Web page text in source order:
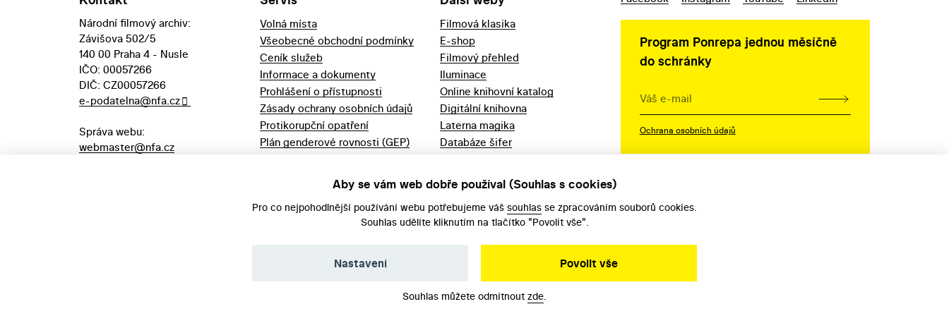
Národní filmový archiv:
Závišova 502/5
140 00 Praha 4 - Nusle
IČO: 00057266
DIČ: CZ00057266
e-podatelna@nfa.cz
Správa webu:
webmaster@nfa.cz
Volná místa
Všeobecné obchodní podmínky
Ceník služeb
Informace a dokumenty
Prohlášení o přístupnosti
Zásady ochrany osobních údajů
Protikorupční opatření
Plán genderové rovnosti (GEP)
Filmová klasika
E-shop
Filmový přehled
Iluminace
Online knihovní katalog
Digitální knihovna
Laterna magika
Databáze šifer
Program Ponrepa jednou měsíčně
do schránky
Ochrana osobních údajů
Aby se vám web dobře používal (Souhlas s cookies)
Pro co nejpohodlnější používání webu potřebujeme váš souhlas se zpracováním souborů cookies.
Souhlas udělíte kliknutím na tlačítko "Povolit vše".
Povolit vše
Nastavení
Souhlas můžete odmítnout zde.